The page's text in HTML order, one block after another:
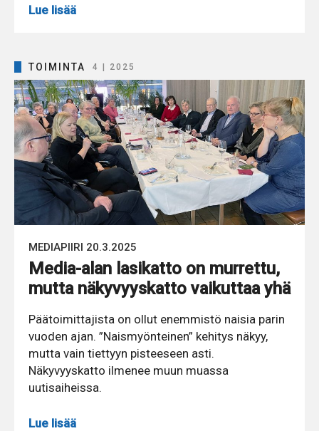
Lue lisää
TOIMINTA 4 | 2025
MEDIAPIIRI 20.3.2025
Media-alan lasikatto on murrettu,
mutta näkyvyyskatto vaikuttaa yhä
Päätoimittajista on ollut enemmistö naisia parin
vuoden ajan. ”Naismyönteinen” kehitys näkyy,
mutta vain tiettyyn pisteeseen asti.
Näkyvyyskatto ilmenee muun muassa
uutisaiheissa.
Lue lisää